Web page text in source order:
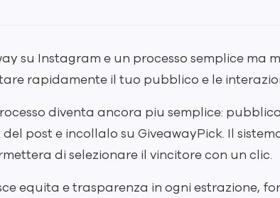
su Instagram e un processo semplice ma
rapidamente il tuo pubblico e le
diventa ancora piu semplice:
post e incollalo su GiveawayPick. Il
di selezionare il vincitore con un clic.
equita e trasparenza in ogni estrazione,